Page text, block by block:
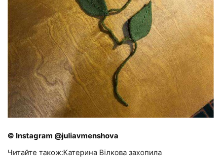
© Instagram @juliavmenshova
Читайте також:Катерина Вілкова захопила